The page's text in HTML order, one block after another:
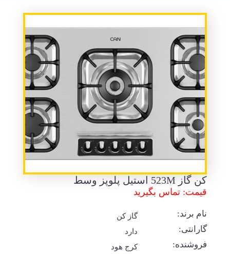
کن گاز 523M استیل پلوپز وسط
قیمت: تماس بگیرید
نام برند: گاز کن
گارانتی: دارد
فروشنده: کرج هود